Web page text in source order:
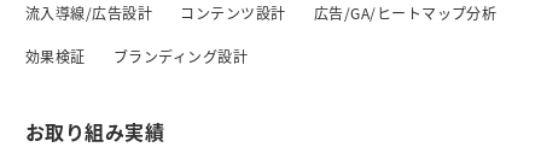
流入導線/広告設計 コンテンツ設計 広告/GA/ヒートマップ分析
効果検証 ブランディング設計
お取り組み実績